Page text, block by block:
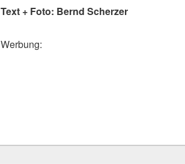
Text + Foto: Bernd Scherzer
Werbung: